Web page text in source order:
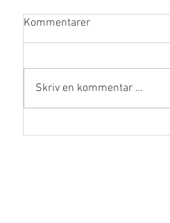
Trene til 3000meter test
Kommentarer
Skriv en kommentar …